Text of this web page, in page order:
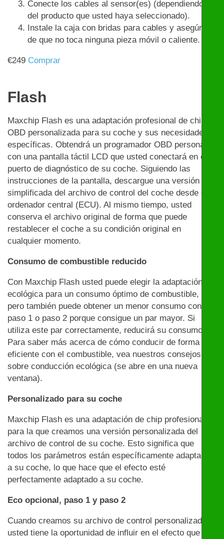
Conecte los cables al sensor(es) (dependiendo
del producto que usted haya seleccionado).
Instale la caja con bridas para cables y asegúrese
de que no toca ninguna pieza móvil o caliente.
€249 Comprar
Flash
Maxchip Flash es una adaptación profesional de chip
OBD personalizada para su coche y sus necesidades
específicas. Obtendrá un programador OBD personal
con una pantalla táctil LCD que usted conectará en el
puerto de diagnóstico de su coche. Siguiendo las
instrucciones de la pantalla, descargue una versión
simplificada del archivo de control del coche desde el
ordenador central (ECU). Al mismo tiempo, usted
conserva el archivo original de forma que puede
restablecer el coche a su condición original en
cualquier momento.
Consumo de combustible reducido
Con Maxchip Flash usted puede elegir la adaptación
ecológica para un consumo óptimo de combustible,
pero también puede obtener un menor consumo con el
paso 1 o paso 2 porque consigue un par mayor. Si
utiliza este par correctamente, reducirá su consumo.
Para saber más acerca de cómo conducir de forma
eficiente con el combustible, vea nuestros consejos
sobre conducción ecológica (se abre en una nueva
ventana).
Personalizado para su coche
Maxchip Flash es una adaptación de chip profesional
para la que creamos una versión personalizada del
archivo de control de su coche. Esto significa que
todos los parámetros están específicamente adaptados
a su coche, lo que hace que el efecto esté
perfectamente adaptado a su coche.
Eco opcional, paso 1 y paso 2
Cuando creamos su archivo de control personalizado,
usted tiene la oportunidad de influir en el efecto que